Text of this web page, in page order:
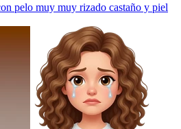
pelo muy muy rizado castaño y piel